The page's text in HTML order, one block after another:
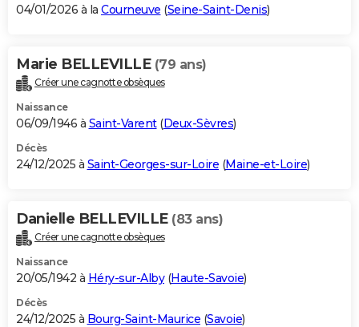
04/01/2026 à la Courneuve (Seine-Saint-Denis)
Marie BELLEVILLE (79 ans)
Créer une cagnotte obsèques
Naissance
06/09/1946 à Saint-Varent(Deux-Sèvres)
Décès
24/12/2025 à Saint-Georges-sur-Loire (Maine-et-Loire)
Danielle BELLEVILLE (83 ans)
Créer une cagnotte obsèques
Naissance
20/05/1942 à Héry-sur-Alby(Haute-Savoie)
Décès
24/12/2025 à Bourg-Saint-Maurice (Savoie)